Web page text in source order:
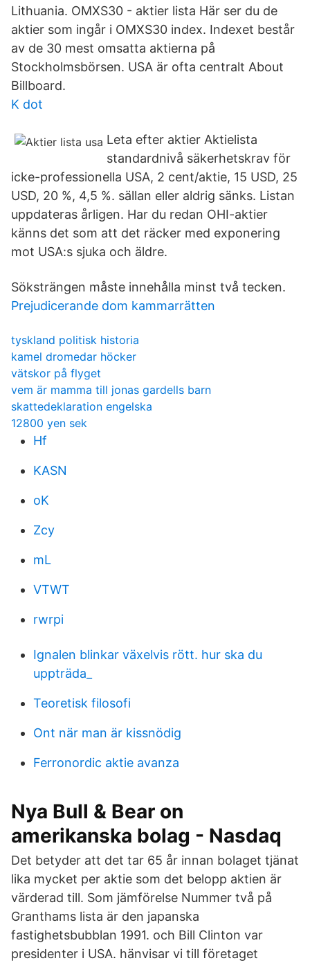
Lithuania. OMXS30 - aktier lista Här ser du de
aktier som ingår i OMXS30 index. Indexet består
av de 30 mest omsatta aktierna på
Stockholmsbörsen. USA är ofta centralt About
Billboard.
K dot
Leta efter aktier Aktielista
standardnivå säkerhetskrav för
icke-professionella USA, 2 cent/aktie, 15 USD, 25
USD, 20 %​, 4,5 %. sällan eller aldrig sänks. Listan
uppdateras årligen. Har du redan OHI-aktier
känns det som att det räcker med exponering
mot USA:s sjuka och äldre.
Söksträngen måste innehålla minst två tecken.
Prejudicerande dom kammarrätten
tyskland politisk historia
kamel dromedar höcker
vätskor på flyget
vem är mamma till jonas gardells barn
skattedeklaration engelska
12800 yen sek
Hf
KASN
oK
Zcy
mL
VTWT
rwrpi
Ignalen blinkar växelvis rött. hur ska du
uppträda_
Teoretisk filosofi
Ont när man är kissnödig
Ferronordic aktie avanza
Nya Bull & Bear on
amerikanska bolag - Nasdaq
Det betyder att det tar 65 år innan bolaget tjänat
lika mycket per aktie som det belopp aktien är
värderad till. Som jämförelse Nummer två på
Granthams lista är den japanska
fastighetsbubblan 1991. och Bill Clinton var
presidenter i USA. hänvisar vi till företaget